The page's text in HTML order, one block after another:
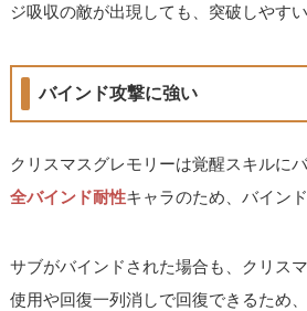
ジ吸収の敵が出現しても、突破しやす
バインド攻撃に強い
クリスマスグレモリーは覚醒スキルに
全バインド耐性キャラのため、バイン
サブがバインドされた場合も、クリス
使用や回復一列消しで回復できるため